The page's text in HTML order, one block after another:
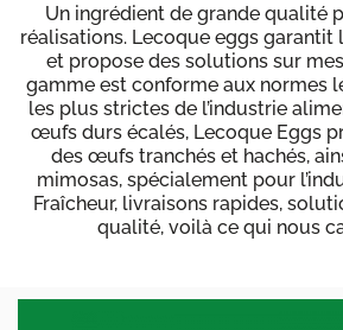
Un ingrédient de grande qualité
réalisations. Lecoque eggs
et propose des solutions sur
gamme est conforme aux normes
les plus strictes de l’industrie
œufs durs écalés, Lecoque Eggs
des œufs tranchés et hachés,
mimosas, spécialement pour
Fraîcheur, livraisons rapides,
qualité, voilà ce qui nous